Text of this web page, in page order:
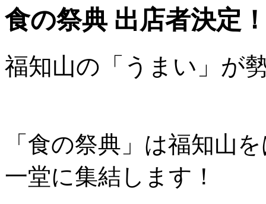
食の祭典 出店者決定
福知山の「うまい」が
「食の祭典」は福知山
一堂に集結します！